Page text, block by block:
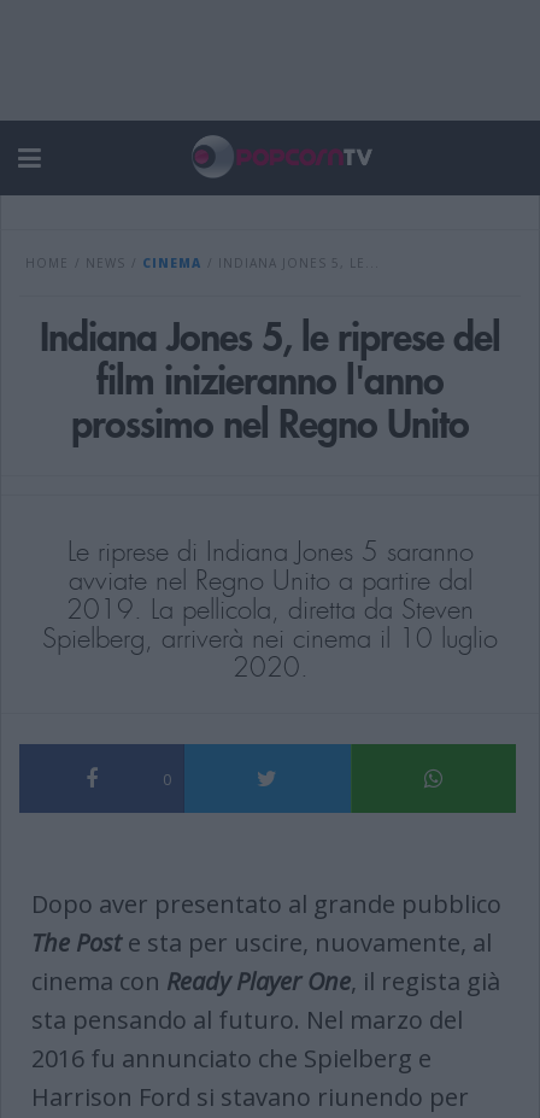
HOME NEWS CINEMA INDIANA JONES 5, LE...
Indiana Jones 5, le riprese del
film inizieranno l'anno
prossimo nel Regno Unito
Le riprese di Indiana Jones 5 saranno
avviate nel Regno Unito a partire dal
2019. La pellicola, diretta da Steven
Spielberg, arriverà nei cinema il 10 luglio
2020.
0
Dopo aver presentato al grande pubblico
The Poste sta per uscire, nuovamente, al
cinema con Ready Player One, il regista già
sta pensando al futuro. Nel marzo del
2016 fu annunciato che Spielberg e
Harrison Ford si stavano riunendo per